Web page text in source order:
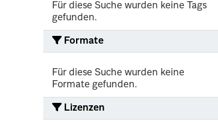
Für diese Suche wurden keine Tags
gefunden.
Formate
Für diese Suche wurden keine
Formate gefunden.
Lizenzen